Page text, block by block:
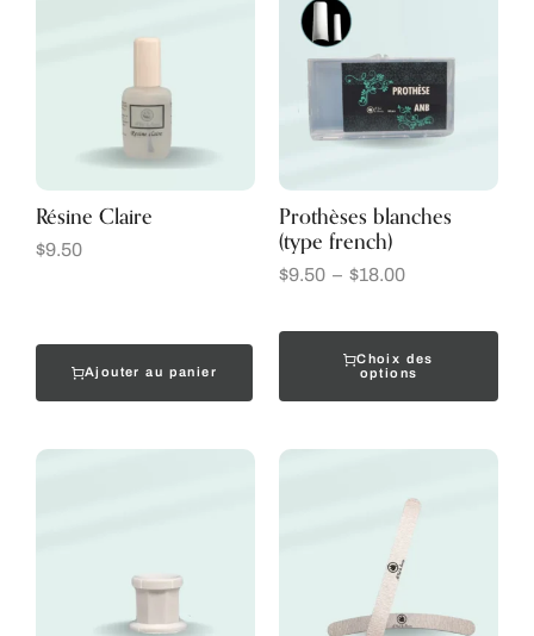
Résine Claire
$9.50
Ajouter au panier
Prothèses blanches
(type french)
$9.50 – $18.00
Choix des
options